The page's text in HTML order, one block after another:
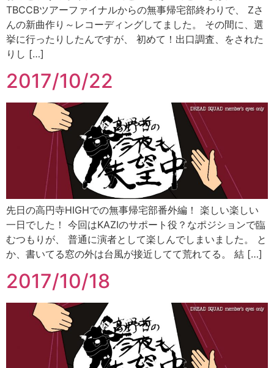
TBCCBツアーファイナルからの無事帰宅部終わりで、 Zさ
んの新曲作り～レコーディングしてました。 その間に、選
挙に行ったりしたんですが、 初めて！出口調査、をされた
りし […]
2017/10/22
先日の高円寺HIGHでの無事帰宅部番外編！ 楽しい楽しい
一日でした！ 今回はKAZIのサポート役？なポジションで臨
むつもりが、 普通に演者として楽しんでしまいました。 と
か、書いてる窓の外は台風が接近してて荒れてる。 結 […]
2017/10/18